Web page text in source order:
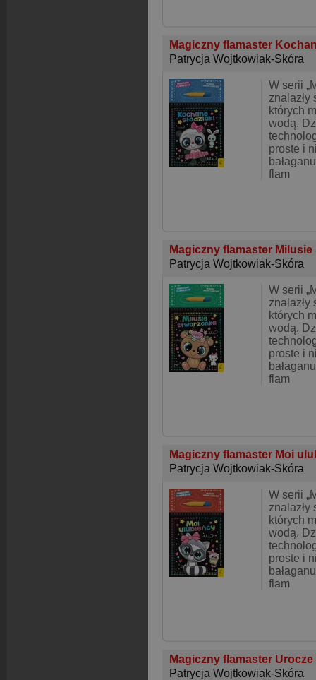
Magiczny flamaster
Patrycja Wojtkowiak-Skóra
W serii
znalazły
których
wodą.
proste i
flam
Magiczny flamaster
Patrycja Wojtkowiak-Skóra
W serii
znalazły
których
wodą.
proste i
flam
Magiczny flamaster Moi
Patrycja Wojtkowiak-Skóra
W serii
znalazły
których
wodą.
proste i
flam
Magiczny flamaster
Patrycja Wojtkowiak-Skóra